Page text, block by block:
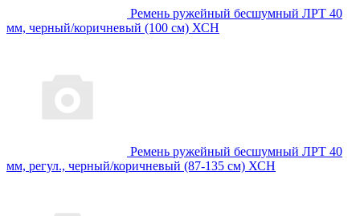
Ремень ружейный бесшумный ЛРТ 40
мм, черный/коричневый (100 см) ХСН
Ремень ружейный бесшумный ЛРТ 40
мм, регул., черный/коричневый (87-135 см) ХСН